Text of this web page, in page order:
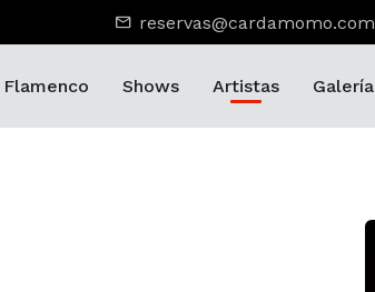
reservas@cardamomo.com
Shows Artistas Galería